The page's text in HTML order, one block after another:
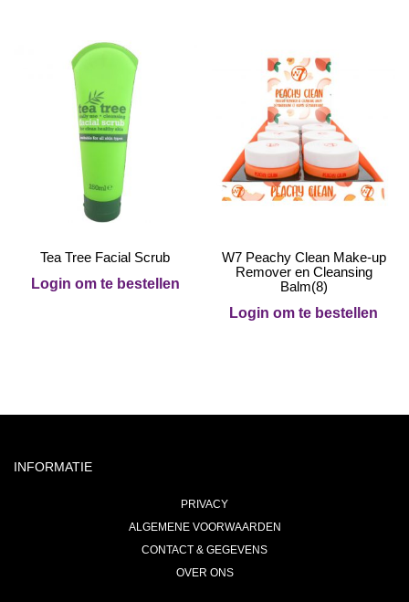
Tea Tree Facial Scrub
Login om te bestellen
W7 Peachy Clean Make-up
Remover en Cleansing
Balm(8)
Login om te bestellen
INFORMATIE
PRIVACY
ALGEMENE VOORWAARDEN
CONTACT & GEGEVENS
OVER ONS